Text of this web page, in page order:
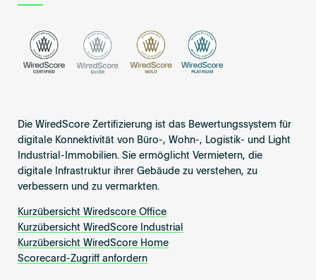
Die WiredScore Zertifizierung ist das Bewertungssystem für
digitale Konnektivität von Büro-, Wohn-, Logistik- und Light
Industrial-Immobilien. Sie ermöglicht Vermietern, die
digitale Infrastruktur ihrer Gebäude zu verstehen, zu
verbessern und zu vermarkten.
Kurzübersicht Wiredscore Office
Kurzübersicht WiredScore Industrial
Kurzübersicht WiredScore Home
Scorecard-Zugriff anfordern